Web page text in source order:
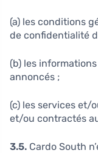
(a) les conditions
de confidentialité
(b) les
annoncés ;
(c) les services et/
et/ou contractés
3.5. Cardo South